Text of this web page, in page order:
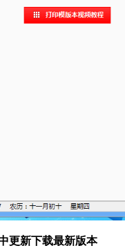
更新下载最新版本